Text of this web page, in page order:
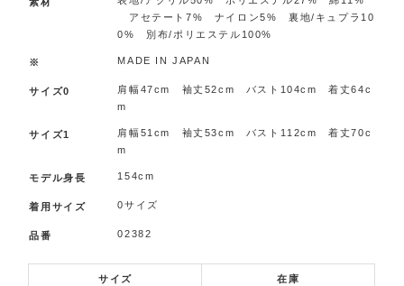
アセテート7% ナイロン5% 裏地/キュプラ10
0% 別布/ポリエステル100%
※ MADE IN JAPAN
サイズ0
肩幅47cm 袖丈52cm バスト104cm 着丈64c
m
サイズ1
肩幅51cm 袖丈53cm バスト112cm 着丈70c
m
モデル身長 154cm
着用サイズ 0サイズ
品番 02382
サイズ 在庫